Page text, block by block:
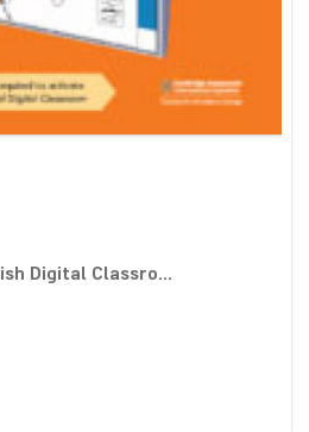
Digital Classro...